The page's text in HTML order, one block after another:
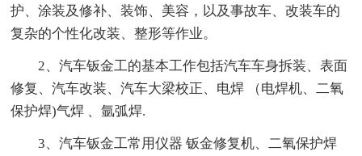
护、涂装及修补、装饰、美容，以及事故车、改装车的
复杂的个性化改装、整形等作业。
2、汽车钣金工的基本工作包括汽车车身拆装、表面
修复、汽车改装、汽车大梁校正、电焊 （电焊机、二氧
保护焊)气焊 、氩弧焊.
3、汽车钣金工常用仪器 钣金修复机、二氧保护焊